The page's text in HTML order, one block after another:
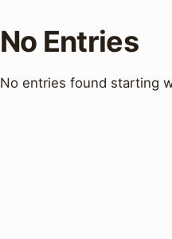
No Entries
No entries found starting